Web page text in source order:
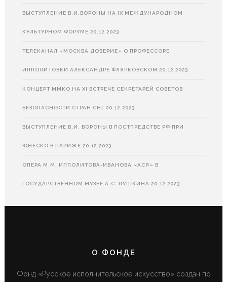
ВЫСТУПЛЕНИЕ В.И.ВОРОНЫ НА IX МЕЖДУНАРОДНОМ
КУЛЬТУРНОМ ФОРУМЕ 20.12.2023
ТЕЛЕКАНАЛ «МОСКВА ДОВЕРИЕ» О ПРОФЕССОРЕ
ИППОЛИТОВКИ АЛЕКСАНДРЕ ФЛЯРКОВСКОМ 20.12.2023
КОНЦЕРТ ММКО НА XI ВСТРЕЧЕ СЕКРЕТАРЕЙ СОВЕТОВ
БЕЗОПАСНОСТИ СТРАН СНГ 20.12.2023
ВЫСТУПЛЕНИЕ В.И. ВОРОНЫ В ПОСТПРЕДСТВЕ РФ ПРИ
ЮНЕСКО В ПАРИЖЕ 20.12.2023
ОПЕРА М.М. ИППОЛИТОВА-ИВАНОВА «АСЯ» В
ГОСУДАРСТВЕННОМ МУЗЕЕ А.С. ПУШКИНА 20.12.2023
О ФОНДЕ
Фонд «Русское исполнительское искусство» создан по